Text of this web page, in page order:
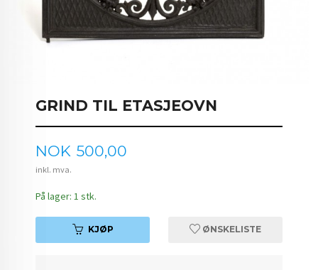
GRIND TIL ETASJEOVN
Pris
NOK 500,00
inkl. mva.
På lager: 1 stk.
KJØP ØNSKELISTE